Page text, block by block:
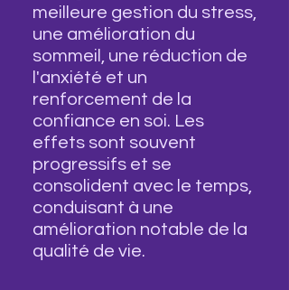
meilleure gestion du stress,
une amélioration du
sommeil, une réduction de
l'anxiété et un
renforcement de la
confiance en soi. Les
effets sont souvent
progressifs et se
consolident avec le temps,
conduisant à une
amélioration notable de la
qualité de vie.